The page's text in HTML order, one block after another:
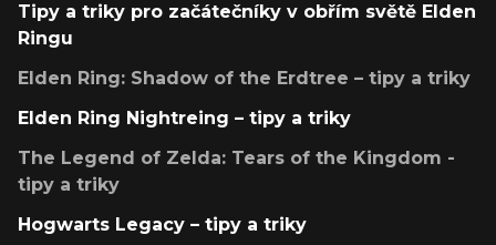
Tipy a triky pro začátečníky v obřím světě Elden
Ringu
Elden Ring: Shadow of the Erdtree – tipy a triky
Elden Ring Nightreing – tipy a triky
The Legend of Zelda: Tears of the Kingdom -
tipy a triky
Hogwarts Legacy – tipy a triky